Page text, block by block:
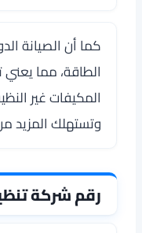
كما أن الصيانة
الطاقة، مما يعني
المكيفات غير
وتستهلك المزيد
رقم شركة